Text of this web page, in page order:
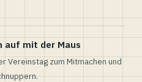
auf mit der Maus
Vereinstag zum Mitmachen und